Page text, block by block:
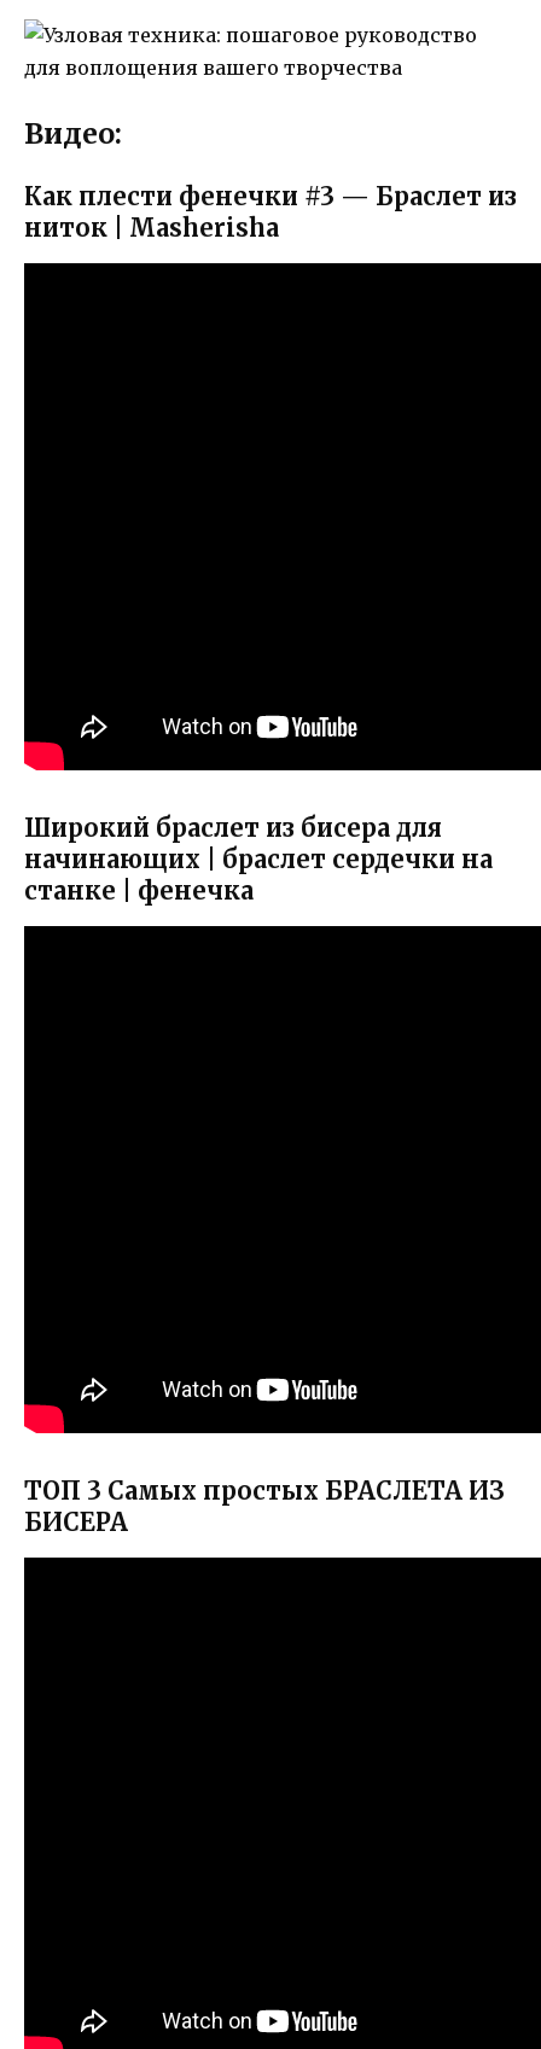
Видео:
Как плести фенечки #3 — Браслет из
ниток | Masherisha
Широкий браслет из бисера для
начинающих | браслет сердечки на
станке | фенечка
ТОП 3 Самых простых БРАСЛЕТА ИЗ
БИСЕРА